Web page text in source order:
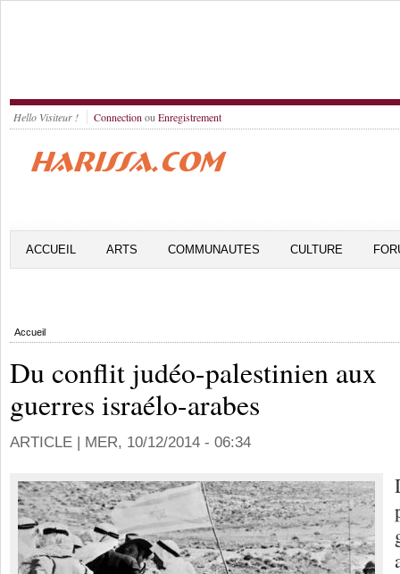
Hello Visiteur ! Connection ou Enregistrement
ACCUEIL ARTS COMMUNAUTES CULTURE
Accueil
Du conflit judéo-palestinien aux
guerres israélo-arabes
ARTICLE | MER, 10/12/2014 - 06:34